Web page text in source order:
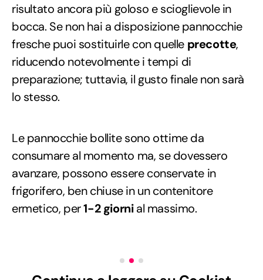
risultato ancora più goloso e scioglievole in
bocca. Se non hai a disposizione pannocchie
fresche puoi sostituirle con quelle precotte,
riducendo notevolmente i tempi di
preparazione; tuttavia, il gusto finale non sarà
lo stesso.
Le pannocchie bollite sono ottime da
consumare al momento ma, se dovessero
avanzare, possono essere conservate in
frigorifero, ben chiuse in un contenitore
ermetico, per1-2 giornial massimo.